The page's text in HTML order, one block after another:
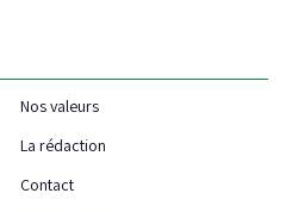
Nos valeurs
La rédaction
Contact